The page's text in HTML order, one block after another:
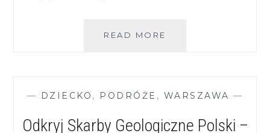
READ MORE
— DZIECKO , PODRÓŻE , WARSZAWA —
Odkryj Skarby Geologiczne Polski –